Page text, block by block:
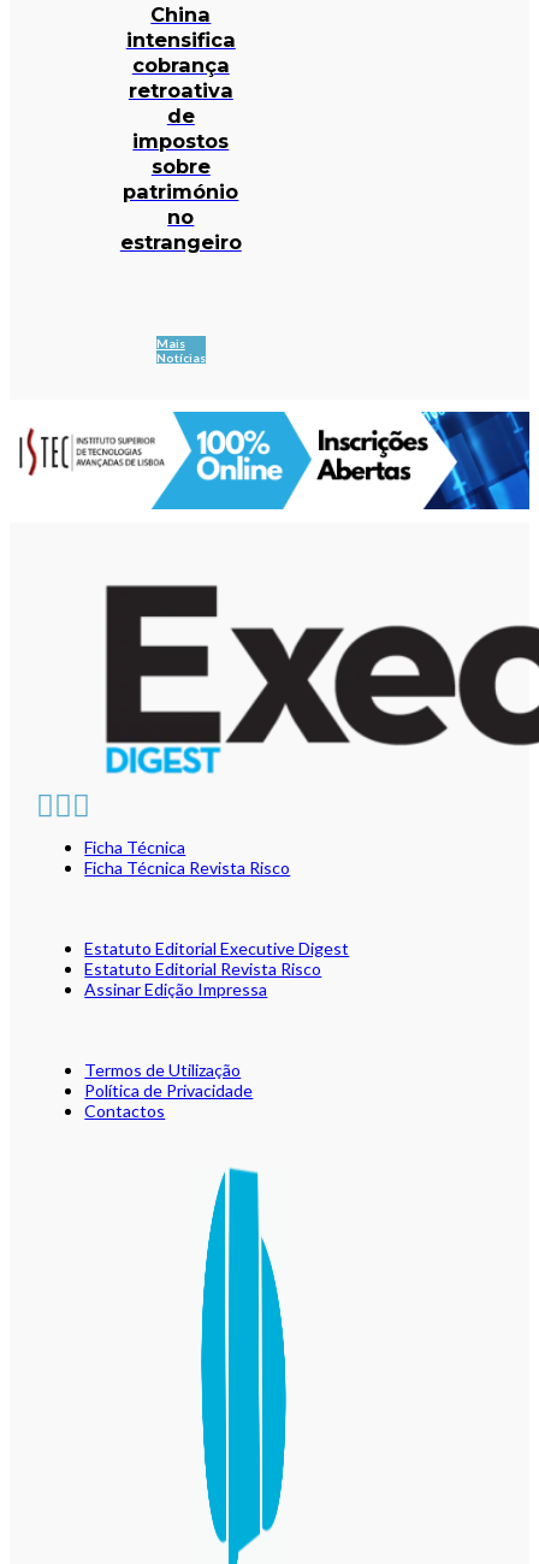
China
intensifica
cobrança
retroativa
de
impostos
sobre
património
no
estrangeiro
Mais
Notícias
Ficha Técnica
Ficha Técnica Revista Risco
Estatuto Editorial Executive Digest
Estatuto Editorial Revista Risco
Assinar Edição Impressa
Termos de Utilização
Política de Privacidade
Contactos